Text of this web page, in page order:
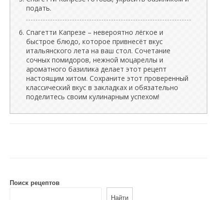
подать.
Спагетти Капрезе – невероятно лёгкое и
быстрое блюдо, которое привнесёт вкус
итальянского лета на ваш стол. Сочетание
сочных помидоров, нежной моцареллы и
ароматного базилика делает этот рецепт
настоящим хитом. Сохраните этот проверенный
классический вкус в закладках и обязательно
поделитесь своим кулинарным успехом!
Поиск рецептов
Найти